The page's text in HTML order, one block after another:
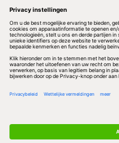
Volg ons
Redactionele partner
Algemene Voorwaarden & Copyrights